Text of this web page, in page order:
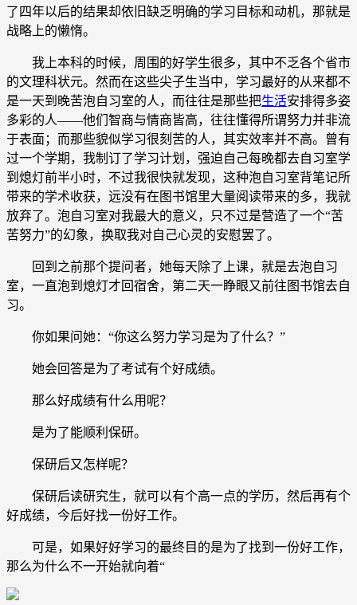
了四年以后的结果却依旧缺乏明确的学习目标和动机，那就是
战略上的懒惰。
我上本科的时候，周围的好学生很多，其中不乏各个省市
的文理科状元。然而在这些尖子生当中，学习最好的从来都不
是一天到晚苦泡自习室的人，而往往是那些把生活安排得多姿
多彩的人——他们智商与情商皆高，往往懂得所谓努力并非流
于表面；而那些貌似学习很刻苦的人，其实效率并不高。曾有
过一个学期，我制订了学习计划，强迫自己每晚都去自习室学
到熄灯前半小时，不过我很快就发现，这种泡自习室背笔记所
带来的学术收获，远没有在图书馆里大量阅读带来的多，我就
放弃了。泡自习室对我最大的意义，只不过是营造了一个“苦
苦努力”的幻象，换取我对自己心灵的安慰罢了。
回到之前那个提问者，她每天除了上课，就是去泡自习
室，一直泡到熄灯才回宿舍，第二天一睁眼又前往图书馆去自
习。
你如果问她：“你这么努力学习是为了什么？”
她会回答是为了考试有个好成绩。
那么好成绩有什么用呢？
是为了能顺利保研。
保研后又怎样呢？
保研后读研究生，就可以有个高一点的学历，然后再有个
好成绩，今后好找一份好工作。
可是，如果好好学习的最终目的是为了找到一份好工作，
那么为什么不一开始就向着“